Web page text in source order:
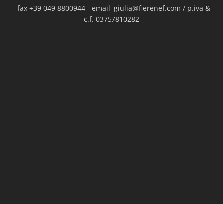
- fax +39 049 8800944 - email: giulia@fierenef.com / p.iva &
c.f. 03757810282